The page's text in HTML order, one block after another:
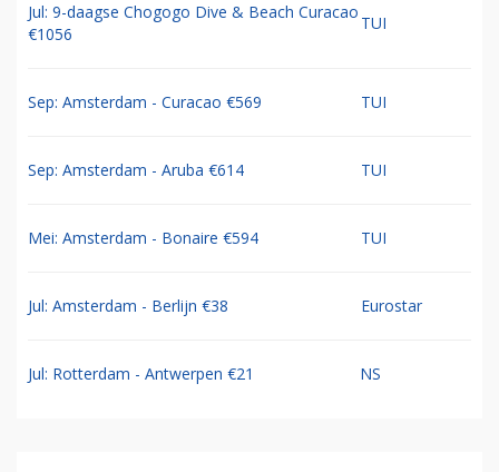
Jul: 9-daagse Chogogo Dive & Beach Curacao
€1056
TUI
Sep: Amsterdam - Curacao €569 TUI
Sep: Amsterdam - Aruba €614 TUI
Mei: Amsterdam - Bonaire €594 TUI
Jul: Amsterdam - Berlijn €38 Eurostar
Jul: Rotterdam - Antwerpen €21 NS